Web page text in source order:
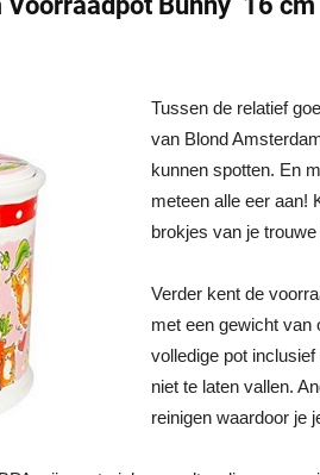
Tussen de relatief
van Blond
kunnen spotten. En
meteen alle eer aan!
brokjes van je
Verder kent de
met een gewicht van
volledige pot
niet te laten vallen.
reinigen waardoor je